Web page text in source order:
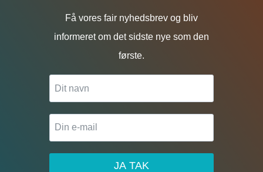
Få vores fair nyhedsbrev og bliv
informeret om det sidste nye som den
første.
JA TAK